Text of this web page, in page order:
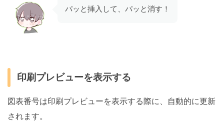
パッと挿入して、パッと消す！
印刷プレビューを表示する
図表番号は印刷プレビューを表示する際に、自動的に更新
されます。